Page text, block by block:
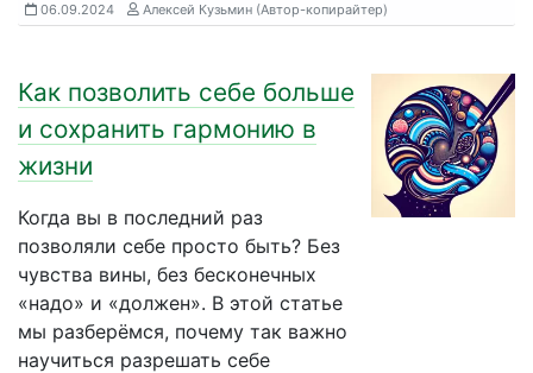
06.09.2024 Алексей Кузьмин (Автор-копирайтер)
Как позволить себе больше
и сохранить гармонию в
жизни
Когда вы в последний раз
позволяли себе просто быть? Без
чувства вины, без бесконечных
«надо» и «должен». В этой статье
мы разберёмся, почему так важно
научиться разрешать себе